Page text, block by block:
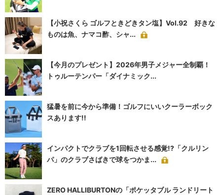
【小祝さくら ゴルフときどきタン塩】Vol.92 好きな
ものは魚、ナマコ酢、シャ...
【今月のプレゼント】2026年男子メジャー全制覇！
トゥルーテンパー「ダイナミック...
猛暑を前に今から準備！ゴルフにいいクーラーボック
スあります!!
インパクトでクラブを1回転させる感覚!?「クルリン
パ」のクラブさばきで球をつかま...
ZERO HALLIBURTONの「ポケッタブル ランドリート